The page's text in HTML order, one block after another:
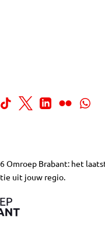
Omroep Brabant: het
uit jouw regio.